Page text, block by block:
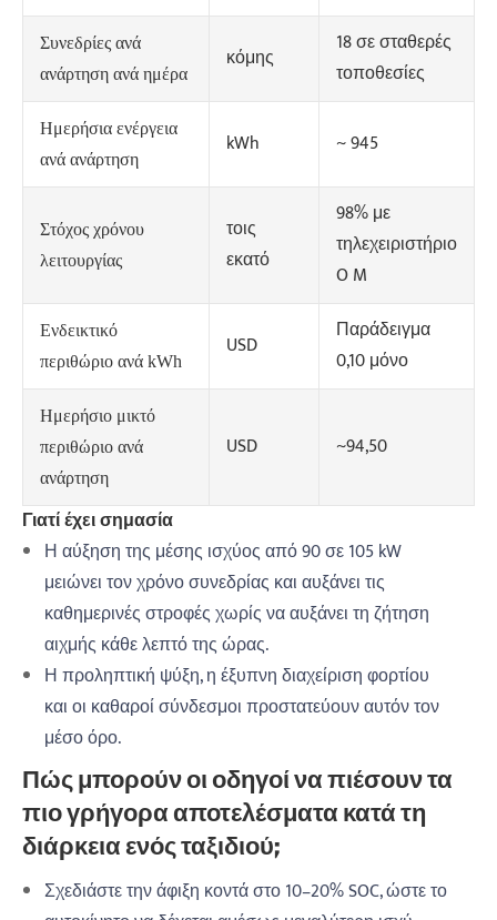
Συνεδρίες ανά
ανάρτηση ανά ημέρα
κόμης
18 σε σταθερές
τοποθεσίες
Ημερήσια ενέργεια
ανά ανάρτηση
kWh ~ 945
Στόχος χρόνου
λειτουργίας
τοις
εκατό
98% με
τηλεχειριστήριο
O M
Ενδεικτικό
περιθώριο ανά kWh
USD
Παράδειγμα
0,10 μόνο
Ημερήσιο μικτό
περιθώριο ανά
ανάρτηση
USD ~94,50
Γιατί έχει σημασία
Η αύξηση της μέσης ισχύος από 90 σε 105 kW
μειώνει τον χρόνο συνεδρίας και αυξάνει τις
καθημερινές στροφές χωρίς να αυξάνει τη ζήτηση
αιχμής κάθε λεπτό της ώρας.
Η προληπτική ψύξη, η έξυπνη διαχείριση φορτίου
και οι καθαροί σύνδεσμοι προστατεύουν αυτόν τον
μέσο όρο.
Πώς μπορούν οι οδηγοί να πιέσουν τα
πιο γρήγορα αποτελέσματα κατά τη
διάρκεια ενός ταξιδιού;
Σχεδιάστε την άφιξη κοντά στο 10–20% SOC, ώστε το